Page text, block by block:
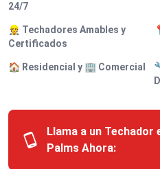
24/7
👷 Techadores Amables y
Certificados
🏠 Residencial y 🏢 Comercial
Llama a un Techador
Palms Ahora: